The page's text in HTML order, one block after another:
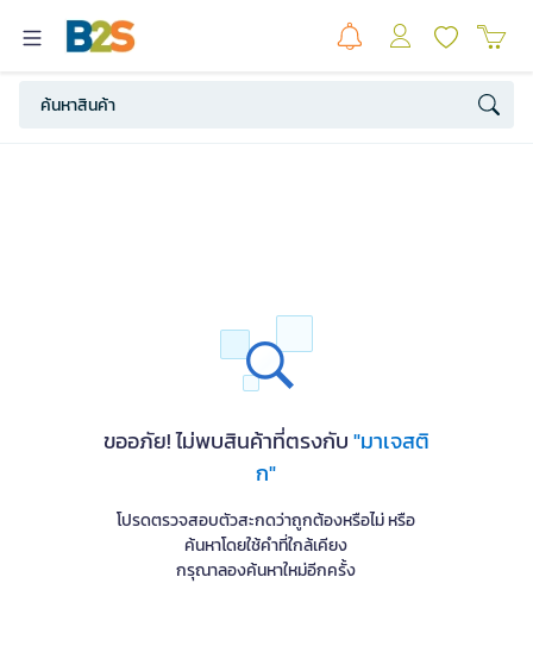
ขออภัย! ไม่พบสินค้าที่ตรงกับ"มาเจสติ
ก"
โปรดตรวจสอบตัวสะกดว่าถูกต้องหรือไม่ หรือ
ค้นหาโดยใช้คำที่ใกล้เคียง
กรุณาลองค้นหาใหม่อีกครั้ง